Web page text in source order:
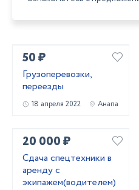
50 ₽
Грузоперевозки,
переезды
18 апреля 2022 Анапа
20 000 ₽
Сдача спецтехники в
аренду с
экипажем(водителем)